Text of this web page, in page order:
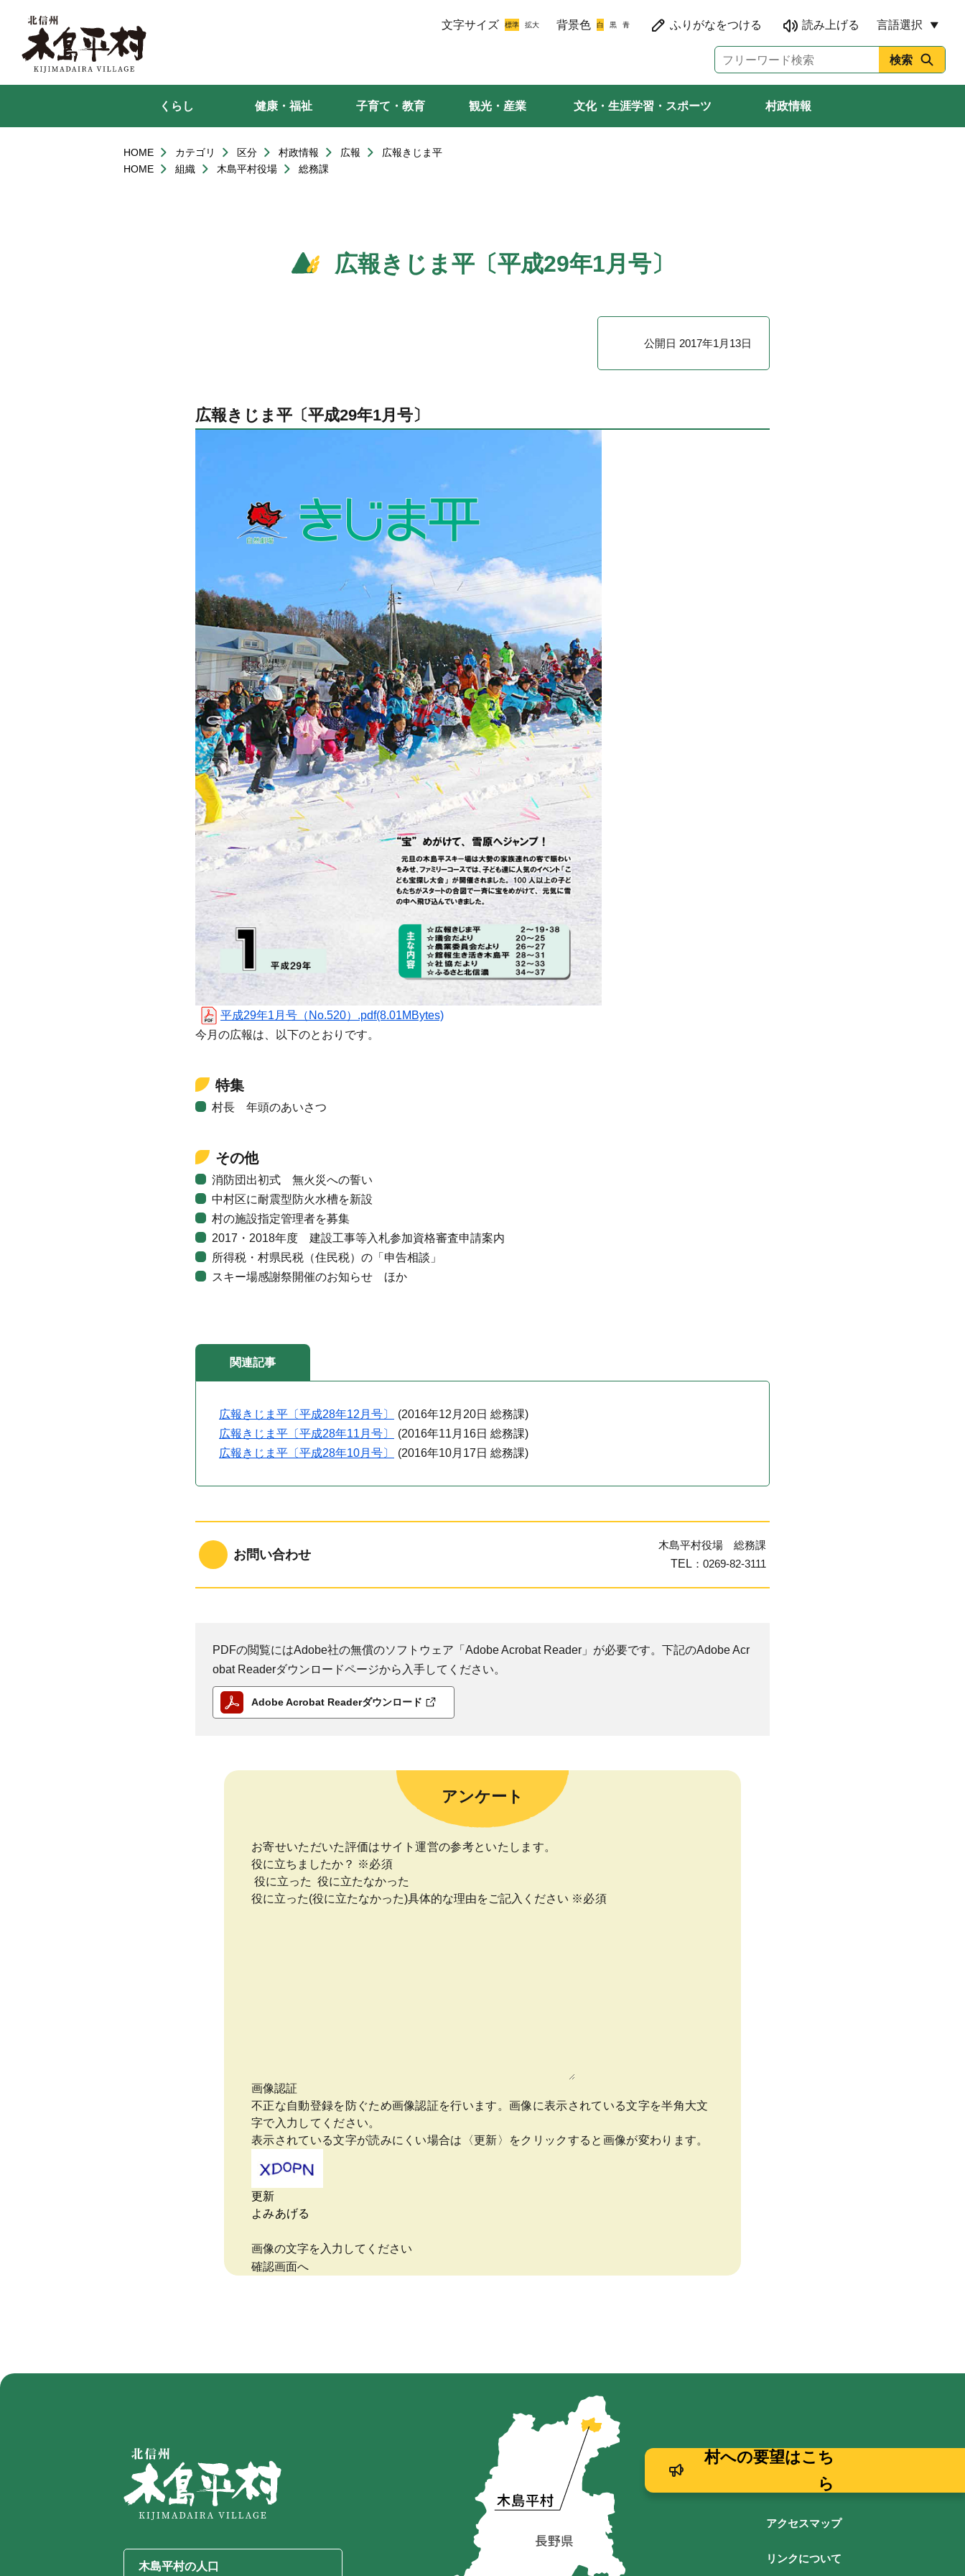
文字サイズ 背景色 言語選択
くらし 健康・福祉 子育て・教育 観光・産業 文化・生涯学習・スポーツ 村政情報
HOME カテゴリ 区分 村政情報 広報
広報きじま平
HOME
組織 木島平村役場 総務課
広報きじま平〔平成29年1月号〕
公開日 2017年1月13日
広報きじま平〔平成29年1月号〕
平成29年1月号（No.520）.pdf(8.01MBytes)
今月の広報は、以下のとおりです。
特集
村長 年頭のあいさつ
その他
消防団出初式 無火災への誓い
中村区に耐震型防火水槽を新設
村の施設指定管理者を募集
2017・2018年度 建設工事等入札参加資格審査申請案内
所得税・村県民税（住民税）の「申告相談」
スキー場感謝祭開催のお知らせ ほか
関連記事
広報きじま平〔平成28年12月号〕 (2016年12月20日 総務課)
広報きじま平〔平成28年11月号〕
(2016年11月16日 総務課)
広報きじま平〔平成28年10月号〕
(2016年10月17日 総務課)
お問い合わせ
木島平村役場 総務課
TEL ：0269-82-3111
PDFの閲覧にはAdobe社の無償のソフトウェア「Adobe Acrobat Reader」が必要です。下記のAdobe Acr
obat Readerダウンロードページから入手してください。
Adobe Acrobat Readerダウンロード
アンケート
木島平村の人口
村への要望はこち
ら
アクセスマップ
リンクについて